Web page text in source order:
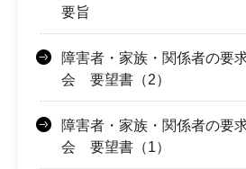
要旨
障害者・家族・関係者の要
会 要望書（2）
障害者・家族・関係者の要
会 要望書（1）